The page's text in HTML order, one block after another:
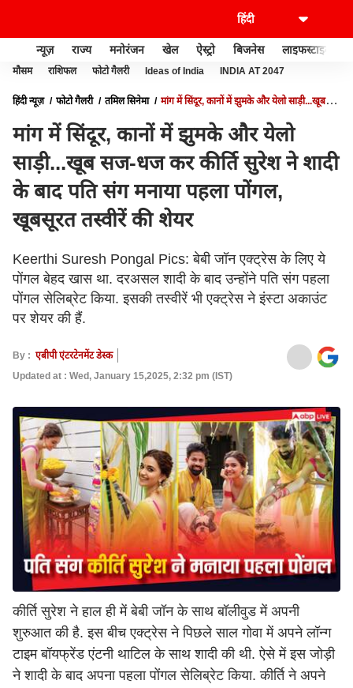
न्यूज़ राज्य मनोरंजन खेल ऐस्ट्रो बिजनेस लाइफस्टाइल
मौसम राशिफल फोटो गैलरी Ideas of India INDIA AT 2047
हिंदी न्यूज़ फोटो गैलरी तमिल सिनेमा
मांग में सिंदूर, कानों में झुमके और येलो साड़ी...खूब
मांग में सिंदूर, कानों में झुमके और येलो
साड़ी...खूब सज-धज कर कीर्ति सुरेश ने शादी
के बाद पति संग मनाया पहला पोंगल,
खूबसूरत तस्वीरें की शेयर
Keerthi Suresh Pongal Pics: बेबी जॉन एक्ट्रेस के लिए ये
पोंगल बेहद खास था. दरअसल शादी के बाद उन्होंने पति संग पहला
पोंगल सेलिब्रेट किया. इसकी तस्वीरें भी एक्ट्रेस ने इंस्टा अकाउंट
पर शेयर की हैं.
By : एबीपी एंटरटेनमेंट डेस्क
Updated at : Wed, January 15,2025, 2:32 pm (IST)
कीर्ति सुरेश ने हाल ही में बेबी जॉन के साथ बॉलीवुड में अपनी
शुरुआत की है. इस बीच एक्ट्रेस ने पिछले साल गोवा में अपने लॉन्ग
टाइम बॉयफ्रेंड एंटनी थाटिल के साथ शादी की थी. ऐसे में इस जोड़ी
ने शादी के बाद अपना पहला पोंगल सेलिब्रेट किया. कीर्ति ने अपने